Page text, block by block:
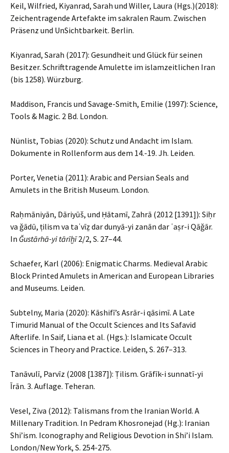
Keil, Wilfried, Kiyanrad, Sarah und Willer, Laura (Hgs.)(2018):
Zeichentragende Artefakte im sakralen Raum. Zwischen
Präsenz und UnSichtbarkeit. Berlin.
Kiyanrad, Sarah (2017): Gesundheit und Glück für seinen
Besitzer. Schrifttragende Amulette im islamzeitlichen Iran
(bis 1258). Würzburg.
Maddison, Francis und Savage-Smith, Emilie (1997): Science,
Tools & Magic. 2 Bd. London.
Nünlist, Tobias (2020): Schutz und Andacht im Islam.
Dokumente in Rollenform aus dem 14.-19. Jh. Leiden.
Porter, Venetia (2011): Arabic and Persian Seals and
Amulets in the British Museum. London.
Raḥmāniyān, Dāriyūš, und Ḥātamī, Zahrā (2012 [1391]): Siḥr
va ǧādū, ṭilism va taʿvīẕ dar dunyā-yi zanān dar ʿaṣr-i Qāǧār.
In Ǧustārhā-yi tārīḫī2/2, S. 27–44.
Schaefer, Karl (2006): Enigmatic Charms. Medieval Arabic
Block Printed Amulets in American and European Libraries
and Museums. Leiden.
Subtelny, Maria (2020): Kāshifī’s Asrār-i qāsimī. A Late
Timurid Manual of the Occult Sciences and Its Safavid
Afterlife. In Saif, Liana et al. (Hgs.): Islamicate Occult
Sciences in Theory and Practice. Leiden, S. 267–313.
Tanāvulī, Parvīz (2008 [1387]): Ṭilism. Grāfīk-i sunnatī-yi
Īrān. 3. Auflage. Teheran.
Vesel, Ziva (2012): Talismans from the Iranian World. A
Millenary Tradition. In Pedram Khosronejad (Hg.): Iranian
Shi’ism. Iconography and Religious Devotion in Shi’i Islam.
London/New York, S. 254-275.